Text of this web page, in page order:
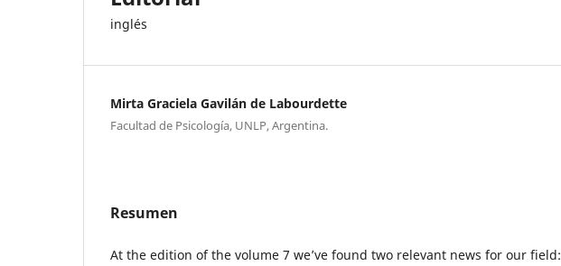
inglés
Mirta Graciela Gavilán de Labourdette
Facultad de Psicología, UNLP, Argentina.
Resumen
At the edition of the volume 7 we’ve found two relevant news for our field: